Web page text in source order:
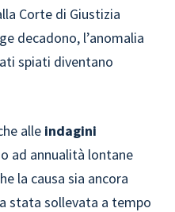
Corte di Giustizia
decadono, l’anomalia
spiati diventano
alle indagini
ad annualità lontane
la causa sia ancora
stata sollevata a tempo